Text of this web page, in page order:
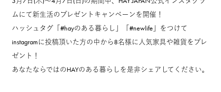
ムにて新生活のプレゼントキャンペーンを開催！
ハッシュタグ「#hayのある暮らし」「#newlife」をつけて
instagramに投稿頂いた方の中から8名様に人気家具や雑貨をプレ
ゼント！
あなたならではのHAYのある暮らしを是非シェアしてください。